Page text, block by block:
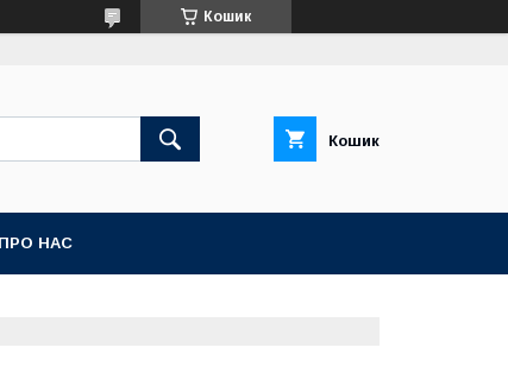
Кошик
Кошик
ПРО НАС